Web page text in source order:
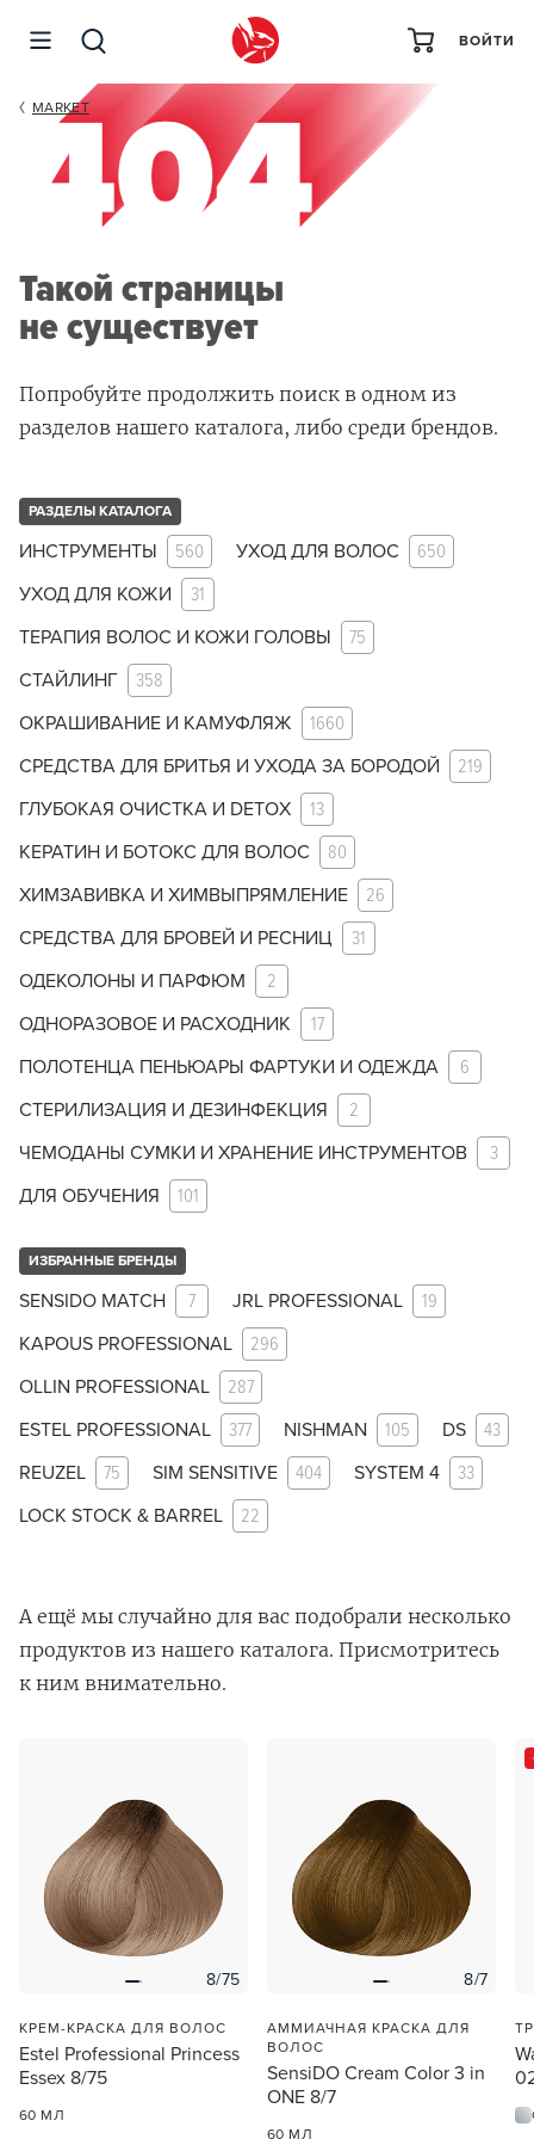
ВОЙТИ
MARKET
Такой страницы
не существует
Попробуйте продолжить поиск в одном из
разделов нашего каталога, либо среди брендов.
РАЗДЕЛЫ КАТАЛОГА
ИНСТРУМЕНТЫ 560 УХОД ДЛЯ ВОЛОС 650
УХОД ДЛЯ КОЖИ 31
ТЕРАПИЯ ВОЛОС И КОЖИ ГОЛОВЫ 75
СТАЙЛИНГ 358
ОКРАШИВАНИЕ И КАМУФЛЯЖ 1660
СРЕДСТВА ДЛЯ БРИТЬЯ И УХОДА ЗА БОРОДОЙ 219
ГЛУБОКАЯ ОЧИСТКА И DETOX 13
КЕРАТИН И БОТОКС ДЛЯ ВОЛОС 80
ХИМЗАВИВКА И ХИМВЫПРЯМЛЕНИЕ 26
СРЕДСТВА ДЛЯ БРОВЕЙ И РЕСНИЦ 31
ОДЕКОЛОНЫ И ПАРФЮМ 2
ОДНОРАЗОВОЕ И РАСХОДНИК 17
ПОЛОТЕНЦА ПЕНЬЮАРЫ ФАРТУКИ И ОДЕЖДА 6
СТЕРИЛИЗАЦИЯ И ДЕЗИНФЕКЦИЯ 2
ЧЕМОДАНЫ СУМКИ И ХРАНЕНИЕ ИНСТРУМЕНТОВ 3
ДЛЯ ОБУЧЕНИЯ 101
ИЗБРАННЫЕ БРЕНДЫ
SENSIDO MATCH 7 JRL PROFESSIONAL 19
KAPOUS PROFESSIONAL 296
OLLIN PROFESSIONAL 287
ESTEL PROFESSIONAL 377 NISHMAN 105 DS 43
REUZEL 75 SIM SENSITIVE 404 SYSTEM 4 33
LOCK STOCK & BARREL 22
А ещё мы случайно для вас подобрали несколько
продуктов из нашего каталога. Присмотритесь
к ним внимательно.
8/75
КРЕМ-КРАСКА ДЛЯ ВОЛОС
Estel Professional Princess
Essex 8/75
60 МЛ
8/7
АММИАЧНАЯ КРАСКА ДЛЯ
ВОЛОС
SensiDO Cream Color 3 in
ONE 8/7
60 МЛ
Заяц–робот
смотреть товары и оформлять заказы — удобнее и
намного быстрее!
УСТАНОВИТЬ ИЗ GOOGLE PLAY
ПРОДОЛЖУ ЗДЕСЬ